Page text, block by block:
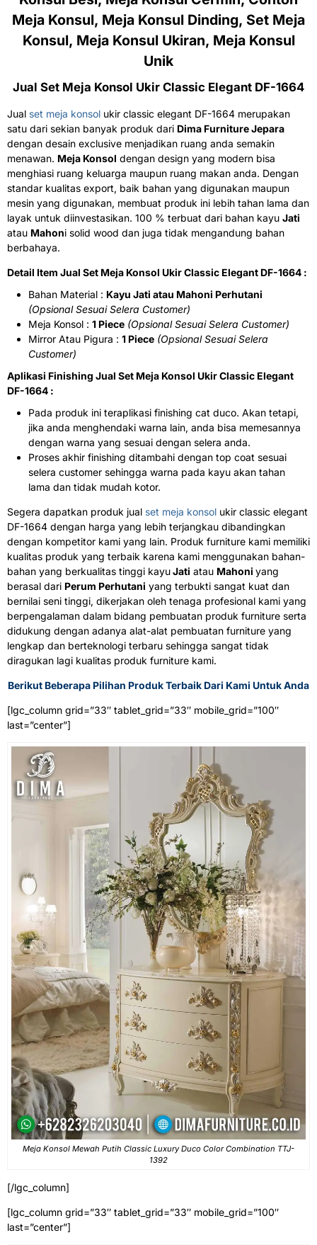
Meja Konsul, Meja Konsul Dinding, Set Meja
Konsul, Meja Konsul Ukiran, Meja Konsul
Unik
Jual Set Meja Konsol Ukir Classic Elegant DF-1664
Jual set meja konsol ukir classic elegant DF-1664 merupakan
satu dari sekian banyak produk dari Dima Furniture Jepara
dengan desain exclusive menjadikan ruang anda semakin
menawan. Meja Konsol dengan design yang modern bisa
menghiasi ruang keluarga maupun ruang makan anda. Dengan
standar kualitas export, baik bahan yang digunakan maupun
mesin yang digunakan, membuat produk ini lebih tahan lama dan
layak untuk diinvestasikan. 100 % terbuat dari bahan kayu Jati
atau Mahoni solid wood dan juga tidak mengandung bahan
berbahaya.
Detail Item Jual Set Meja Konsol Ukir Classic Elegant DF-1664 :
Bahan Material : Kayu Jati atau Mahoni Perhutani
(Opsional Sesuai Selera Customer)
Meja Konsol : 1 Piece (Opsional Sesuai Selera Customer)
Mirror Atau Pigura : 1 Piece (Opsional Sesuai Selera
Customer)
Aplikasi Finishing Jual Set Meja Konsol Ukir Classic Elegant
DF-1664 :
Pada produk ini teraplikasi finishing cat duco. Akan tetapi,
jika anda menghendaki warna lain, anda bisa memesannya
dengan warna yang sesuai dengan selera anda.
Proses akhir finishing ditambahi dengan top coat sesuai
selera customer sehingga warna pada kayu akan tahan
lama dan tidak mudah kotor.
Segera dapatkan produk jual set meja konsol ukir classic elegant
DF-1664 dengan harga yang lebih terjangkau dibandingkan
dengan kompetitor kami yang lain. Produk furniture kami memiliki
kualitas produk yang terbaik karena kami menggunakan bahan-
bahan yang berkualitas tinggi kayuJati atau Mahoni yang
berasal dari Perum Perhutani yang terbukti sangat kuat dan
bernilai seni tinggi, dikerjakan oleh tenaga profesional kami yang
berpengalaman dalam bidang pembuatan produk furniture serta
didukung dengan adanya alat-alat pembuatan furniture yang
lengkap dan berteknologi terbaru sehingga sangat tidak
diragukan lagi kualitas produk furniture kami.
Berikut Beberapa Pilihan Produk Terbaik Dari Kami Untuk Anda
[lgc_column grid=”33″ tablet_grid=”33″ mobile_grid=”100″
last=”center”]
Meja Konsol Mewah Putih Classic Luxury Duco Color Combination TTJ-
1392
[/lgc_column]
[lgc_column grid=”33″ tablet_grid=”33″ mobile_grid=”100″
last=”center”]